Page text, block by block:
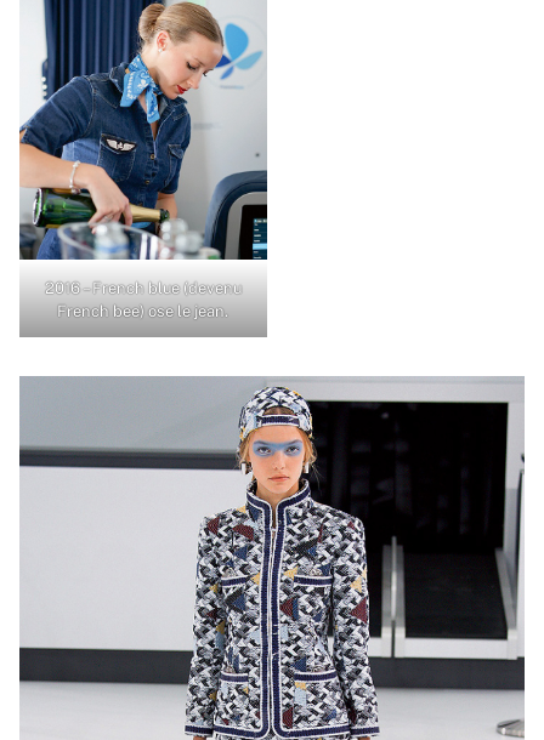
2016 – French blue (devenu
French bee) ose le jean.